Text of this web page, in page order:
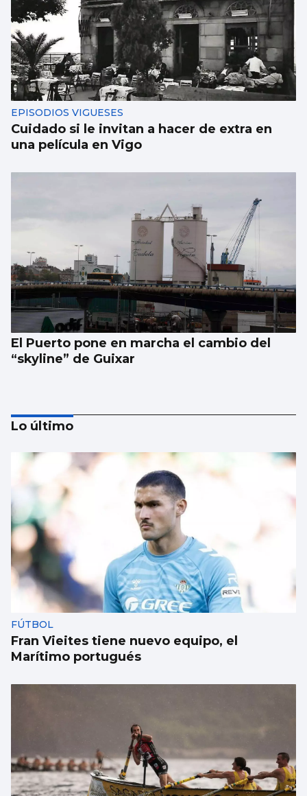
EPISODIOS VIGUESES
Cuidado si le invitan a hacer de extra en
una película en Vigo
El Puerto pone en marcha el cambio del
“skyline” de Guixar
Un estudio propone mejorar el uso de la IA
en el mundo sanitario
Lo último
FÚTBOL
Fran Vieites tiene nuevo equipo, el
Marítimo portugués